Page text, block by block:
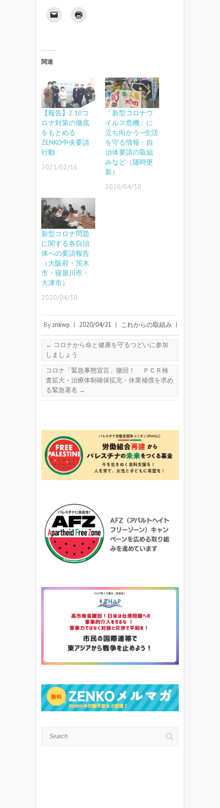
関連
【報告】2.10コ
ロナ対策の徹底
をもとめる
ZENKO中央要請
行動
2021/02/16
「新型コロナウ
イルス危機」に
立ち向かう─生活
を守る情報・自
治体要請の取組
みなど（随時更
新）
2020/04/30
新型コロナ問題
に関する各自治
体への要請報告
（大阪府・茨木
市・寝屋川市・
大津市）
2020/04/30
By znkwp | 2020/04/21 | これからの取組み |
← コロナから命と健康を守るつどいに参加
しましょう
コロナ「緊急事態宣言」撤回！ ＰＣＲ検
査拡大・治療体制確保拡充・休業補償を求め
る緊急署名 →